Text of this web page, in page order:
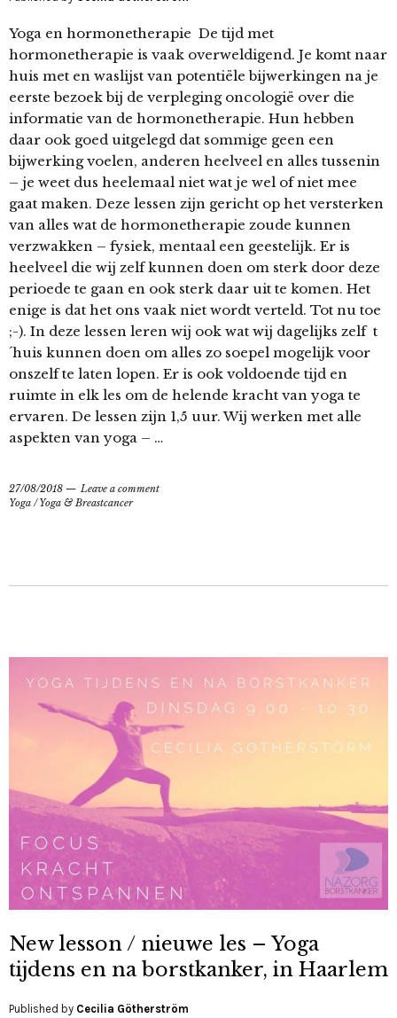
Yoga en hormonetherapie De tijd met
hormonetherapie is vaak overweldigend. Je komt naar
huis met en waslijst van potentiële bijwerkingen na je
eerste bezoek bij de verpleging oncologië over die
informatie van de hormonetherapie. Hun hebben
daar ook goed uitgelegd dat sommige geen een
bijwerking voelen, anderen heelveel en alles tussenin
– je weet dus heelemaal niet wat je wel of niet mee
gaat maken. Deze lessen zijn gericht op het versterken
van alles wat de hormonetherapie zoude kunnen
verzwakken – fysiek, mentaal een geestelijk. Er is
heelveel die wij zelf kunnen doen om sterk door deze
perioede te gaan en ook sterk daar uit te komen. Het
enige is dat het ons vaak niet wordt verteld. Tot nu toe
;-). In deze lessen leren wij ook wat wij dagelijks zelf t
´huis kunnen doen om alles zo soepel mogelijk voor
onszelf te laten lopen. Er is ook voldoende tijd en
ruimte in elk les om de helende kracht van yoga te
ervaren. De lessen zijn 1,5 uur. Wij werken met alle
aspekten van yoga – …
27/08/2018
Leave a comment
Yoga /Yoga & Breastcancer
New lesson / nieuwe les – Yoga
tijdens en na borstkanker, in Haarlem
Published by Cecilia Götherström